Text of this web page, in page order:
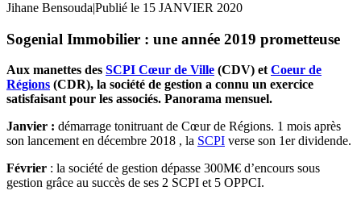
Jihane Bensouda|Publié le 15 JANVIER 2020
Sogenial Immobilier : une année 2019 prometteuse
Aux manettes des SCPI Cœur de Ville (CDV) etCoeur de
Régions (CDR), la société de gestion a connu un exercice
satisfaisant pour les associés. Panorama mensuel.
Janvier : démarrage tonitruant de Cœur de Régions. 1 mois après
son lancement en décembre 2018 , la SCPI verse son 1er dividende.
Février : la société de gestion dépasse 300M€ d’encours sous
gestion grâce au succès de ses 2 SCPI et 5 OPPCI.